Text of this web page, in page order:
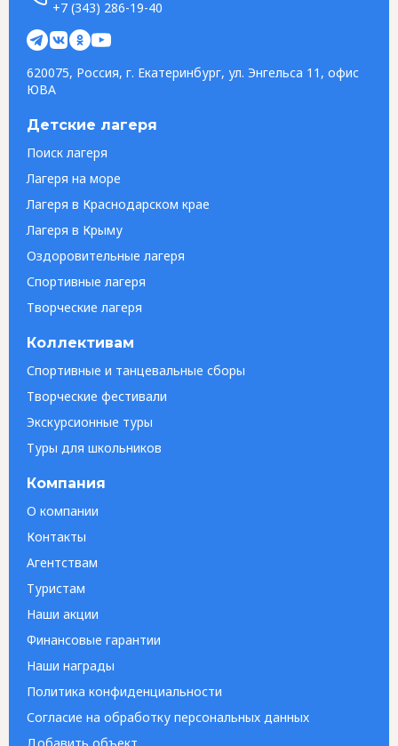
+7 (343) 286-19-40
620075, Россия, г. Екатеринбург, ул. Энгельса 11, офис
ЮВА
Детские лагеря
Поиск лагеря
Лагеря на море
Лагеря в Краснодарском крае
Лагеря в Крыму
Оздоровительные лагеря
Спортивные лагеря
Творческие лагеря
Коллективам
Спортивные и танцевальные сборы
Творческие фестивали
Экскурсионные туры
Туры для школьников
Компания
О компании
Контакты
Агентствам
Туристам
Наши акции
Финансовые гарантии
Наши награды
Политика конфиденциальности
Согласие на обработку персональных данных
Добавить объект